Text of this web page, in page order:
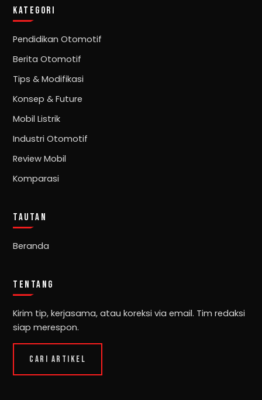
KATEGORI
Pendidikan Otomotif
Berita Otomotif
Tips & Modifikasi
Konsep & Future
Mobil Listrik
Industri Otomotif
Review Mobil
Komparasi
TAUTAN
Beranda
TENTANG
Kirim tip, kerjasama, atau koreksi via email. Tim redaksi
siap merespon.
CARI ARTIKEL